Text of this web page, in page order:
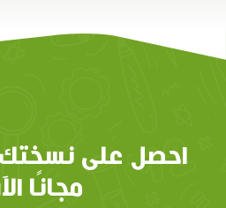
احصل على نسختك
مجانًا